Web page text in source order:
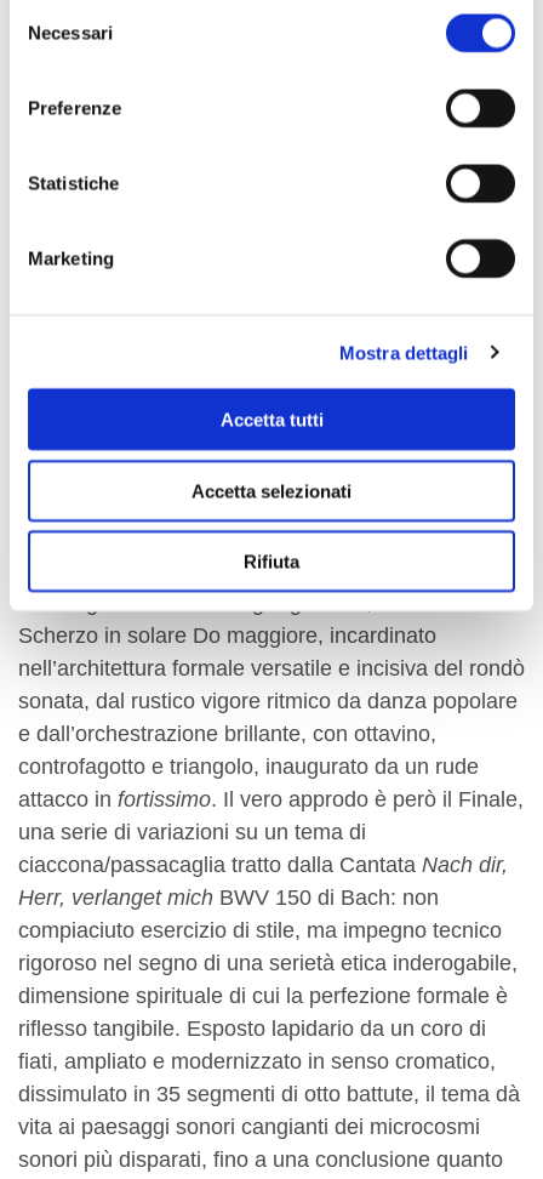
delNecessari
Preferenze
Statistiche
Marketing
Mostra dettagli
Accetta tutti
Accetta selezionati
Rifiuta
un’invenzione straordinaria, un tema di struggente
malinconia costruito su cellule minime di due note
la sua inversione. Una bellicosa fanfara di legni e
esprime una calda serenata a violoncelli e corni.
Nello spirito della serenata è anche la terza idea
tematica, metricamente instabile, affidata a legni e
corni sull’accompagnamento leggero degli archi.
sviluppo, autentico gioiello di chiarezza e
che attraversa un paesaggio sonoro sempre
l’attacco, affidato al richiamo dei corni, che eludono
la tonalità d’impianto per ricorrere all’arcaico modo
frigio, cui rispondono stentorei flauti, oboi e fagotti.
Una nuova svolta è imposta dall’esplosione di
Scherzo in solare Do maggiore, incardinato
nell’architettura formale versatile e incisiva del rondò
sonata, dal rustico vigore ritmico da danza popolare
e dall’orchestrazione brillante, con ottavino,
controfagotto e triangolo, inaugurato da un rude
attacco in fortissimo. Il vero approdo è però il Finale,
una serie di variazioni su un tema di
ciaccona/passacaglia tratto dalla Cantata Nach dir,
Herr, verlanget mich BWV 150 di Bach: non
compiaciuto esercizio di stile, ma impegno tecnico
rigoroso nel segno di una serietà etica inderogabile,
dimensione spirituale di cui la perfezione formale è
riflesso tangibile. Esposto lapidario da un coro di
fiati, ampliato e modernizzato in senso cromatico,
dissimulato in 35 segmenti di otto battute, il tema dà
vita ai paesaggi sonori cangianti dei microcosmi
sonori più disparati, fino a una conclusione quanto